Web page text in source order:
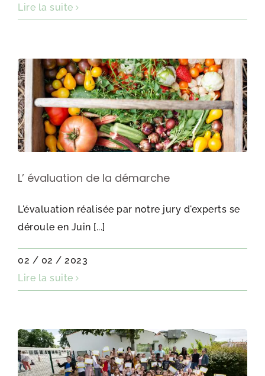
Lire la suite
L’ évaluation de la démarche
L'évaluation réalisée par notre jury d'experts se
déroule en Juin [...]
02 / 02 / 2023
Lire la suite